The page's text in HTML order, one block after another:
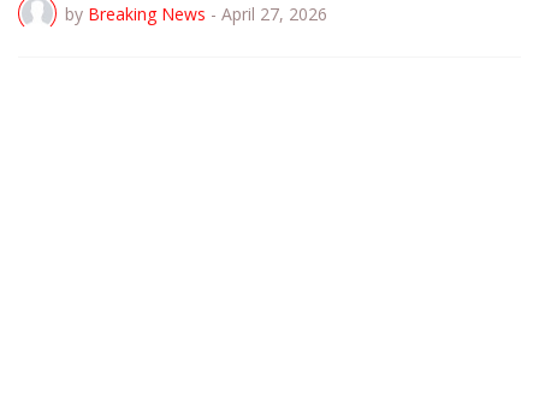
by Breaking News - April 27, 2026